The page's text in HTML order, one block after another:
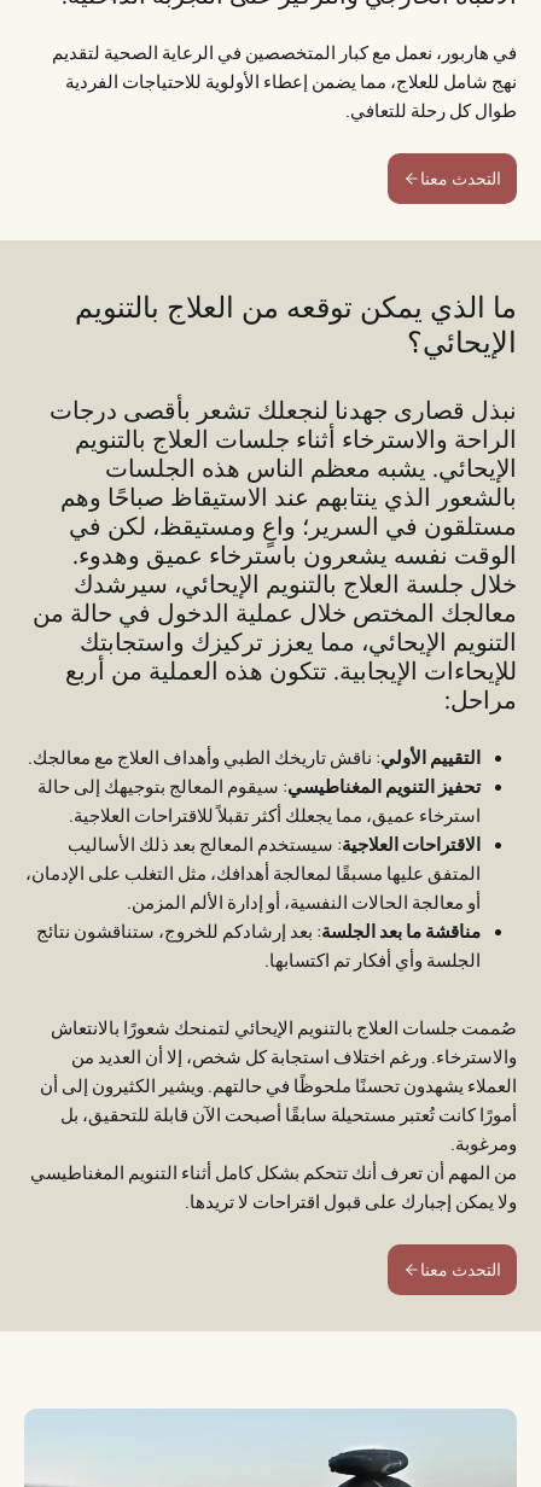
في هاربور، نعمل مع كبار المتخصصين في الرعاية الصحية لتقديم
نهج شامل للعلاج، مما يضمن إعطاء الأولوية للاحتياجات الفردية
طوال كل رحلة للتعافي.
التحدث معنا
ما الذي يمكن توقعه من العلاج بالتنويم
الإيحائي؟
نبذل قصارى جهدنا لنجعلك تشعر بأقصى درجات
الراحة والاسترخاء أثناء جلسات العلاج بالتنويم
الإيحائي. يشبه معظم الناس هذه الجلسات
بالشعور الذي ينتابهم عند الاستيقاظ صباحًا وهم
مستلقون في السرير؛ واعٍ ومستيقظ، لكن في
الوقت نفسه يشعرون باسترخاء عميق وهدوء.
خلال جلسة العلاج بالتنويم الإيحائي، سيرشدك
معالجك المختص خلال عملية الدخول في حالة من
التنويم الإيحائي، مما يعزز تركيزك واستجابتك
للإيحاءات الإيجابية. تتكون هذه العملية من أربع
مراحل:
التقييم الأولي: ناقش تاريخك الطبي وأهداف العلاج مع معالجك.
تحفيز التنويم المغناطيسي: سيقوم المعالج بتوجيهك إلى حالة
استرخاء عميق، مما يجعلك أكثر تقبلاً للاقتراحات العلاجية.
الاقتراحات العلاجية: سيستخدم المعالج بعد ذلك الأساليب
المتفق عليها مسبقًا لمعالجة أهدافك، مثل التغلب على الإدمان،
أو معالجة الحالات النفسية، أو إدارة الألم المزمن.
مناقشة ما بعد الجلسة: بعد إرشادكم للخروج، ستناقشون نتائج
الجلسة وأي أفكار تم اكتسابها.
صُممت جلسات العلاج بالتنويم الإيحائي لتمنحك شعورًا بالانتعاش
والاسترخاء. ورغم اختلاف استجابة كل شخص، إلا أن العديد من
العملاء يشهدون تحسنًا ملحوظًا في حالتهم. ويشير الكثيرون إلى أن
أمورًا كانت تُعتبر مستحيلة سابقًا أصبحت الآن قابلة للتحقيق، بل
ومرغوبة.
من المهم أن تعرف أنك تتحكم بشكل كامل أثناء التنويم المغناطيسي
ولا يمكن إجبارك على قبول اقتراحات لا تريدها.
التحدث معنا